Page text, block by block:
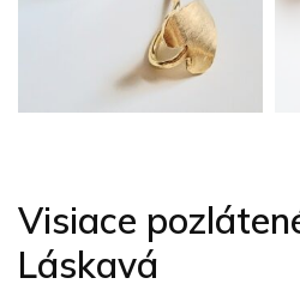
Visiace
Láskavá